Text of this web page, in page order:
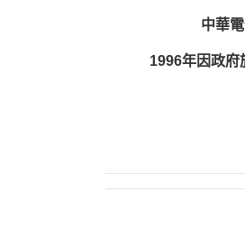
中華
1996年因政府